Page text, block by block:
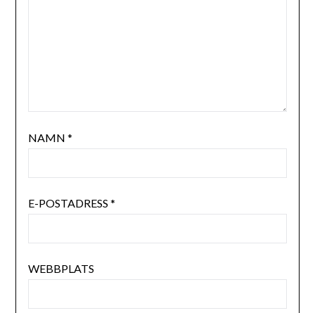
NAMN *
E-POSTADRESS *
WEBBPLATS